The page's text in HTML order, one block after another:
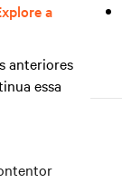
a
anteriores
essa